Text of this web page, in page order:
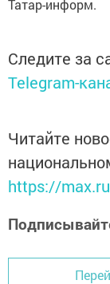
Татар-информ.
Следите за
Telegram-
Читайте
https://